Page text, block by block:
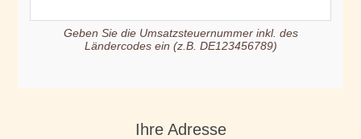
Geben Sie die Umsatzsteuernummer inkl. des
Ländercodes ein (z.B. DE123456789)
Ihre Adresse